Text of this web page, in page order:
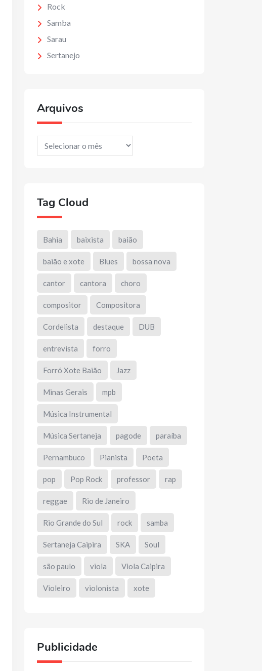
Rock
Samba
Sarau
Sertanejo
Arquivos
Arquivos
Tag Cloud
Bahia baixista baião
baião e xote Blues bossa nova
cantor cantora choro
compositor Compositora
Cordelista destaque DUB
entrevista forro
Forró Xote Baião Jazz
Minas Gerais mpb
Música Instrumental
Música Sertaneja pagode paraíba
Pernambuco Pianista Poeta
pop Pop Rock professor rap
reggae Rio de Janeiro
Rio Grande do Sul rock samba
Sertaneja Caipira SKA Soul
são paulo viola Viola Caipira
Violeiro violonista xote
Publicidade